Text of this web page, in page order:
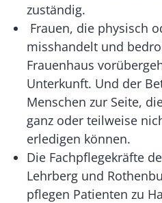
zuständig.
Frauen, die physisch
misshandelt und
Frauenhaus
Unterkunft. Und der
Menschen zur Seite,
ganz oder teilweise
erledigen können.
Die Fachpflegekräfte
Lehrberg und
pflegen Patienten zu